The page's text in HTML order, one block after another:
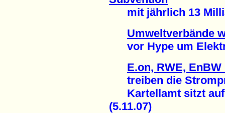
mit jährlich 13
Umweltverbände
vor Hype um
E.on, RWE,
treiben die
Kartellamt sitzt auf
(5.11.07)